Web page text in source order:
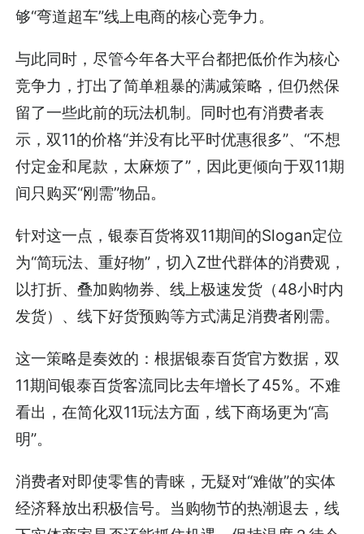
够“弯道超车”线上电商的核心竞争力。
与此同时，尽管今年各大平台都把低价作为核心
竞争力，打出了简单粗暴的满减策略，但仍然保
留了一些此前的玩法机制。同时也有消费者表
示，双11的价格“并没有比平时优惠很多”、“不想
付定金和尾款，太麻烦了”，因此更倾向于双11期
间只购买“刚需”物品。
针对这一点，银泰百货将双11期间的Slogan定位
为“简玩法、重好物”，切入Z世代群体的消费观，
以打折、叠加购物券、线上极速发货（48小时内
发货）、线下好货预购等方式满足消费者刚需。
这一策略是奏效的：根据银泰百货官方数据，双
11期间银泰百货客流同比去年增长了45%。不难
看出，在简化双11玩法方面，线下商场更为“高
明”。
消费者对即使零售的青睐，无疑对“难做”的实体
经济释放出积极信号。当购物节的热潮退去，线